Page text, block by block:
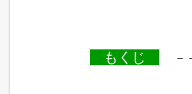
もくじ －